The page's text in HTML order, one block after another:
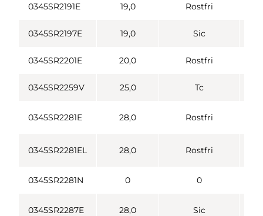
0345SR2191E 19,0 Rostfri
0345SR2197E 19,0 Sic
0345SR2201E 20,0 Rostfri
0345SR2259V 25,0 Tc
0345SR2281E 28,0 Rostfri
0345SR2281EL 28,0 Rostfri
0345SR2281N 0 0
0345SR2287E 28,0 Sic